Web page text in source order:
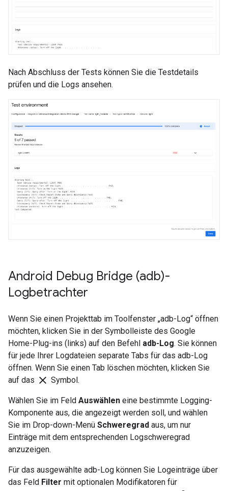
Nach Abschluss der Tests können Sie die Testdetails
prüfen und die Logs ansehen.
Android Debug Bridge (adb)-
Logbetrachter
Wenn Sie einen Projekttab im Toolfenster „adb-Log“ öffnen
möchten, klicken Sie in der Symbolleiste des Google
Home-Plug-ins (links) auf den Befehl adb-Log. Sie können
für jede Ihrer Logdateien separate Tabs für das adb-Log
öffnen. Wenn Sie einen Tab löschen möchten, klicken Sie
auf das clear Symbol.
Wählen Sie im Feld Auswählen eine bestimmte Logging-
Komponente aus, die angezeigt werden soll, und wählen
Sie im Drop-down-Menü Schweregrad aus, um nur
Einträge mit dem entsprechenden Logschweregrad
anzuzeigen.
Für das ausgewählte adb-Log können Sie Logeinträge über
das Feld Filter mit optionalen Modifikatoren für